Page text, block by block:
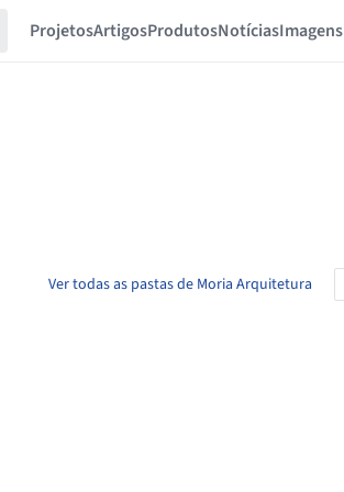
ProjetosArtigosProdutosNotíciasImagens
Ver todas as pastas de Moria Arquitetura